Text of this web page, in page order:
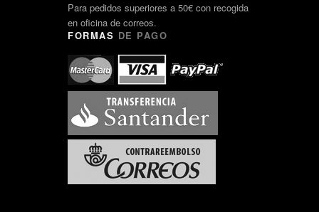
Para pedidos superiores a 50€ con recogida
en oficina de correos.
FORMAS DE PAGO